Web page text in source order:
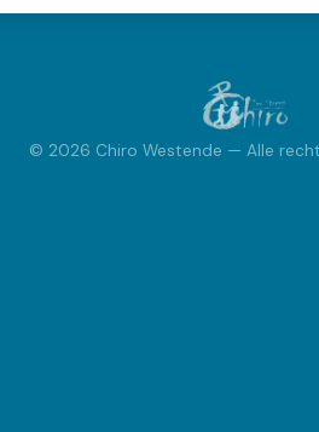
© 2026 Chiro Westende — Alle